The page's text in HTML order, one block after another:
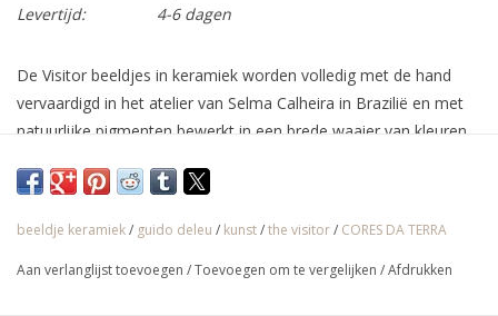
Levertijd:
4-6 dagen
De Visitor beeldjes in keramiek worden volledig met de hand
vervaardigd in het atelier van Selma Calheira in Brazilië en met
natuurlijke pigmenten bewerkt in een brede waaier van kleuren.
Deleu was echter in brons.
√ Jarenlange ervaring
beeldje keramiek/ guido deleu / kunst/the visitor/ CORES DA TERRA
Aan verlanglijst toevoegen /Toevoegen om te vergelijken /Afdrukken